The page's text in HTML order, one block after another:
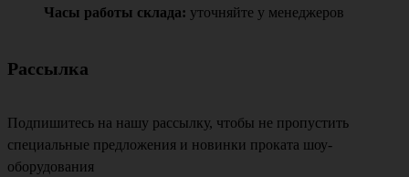
Часы работы склада: уточняйте у менеджеров
Рассылка
Подпишитесь на нашу рассылку, чтобы не пропустить
специальные предложения и новинки проката шоу-
оборудования